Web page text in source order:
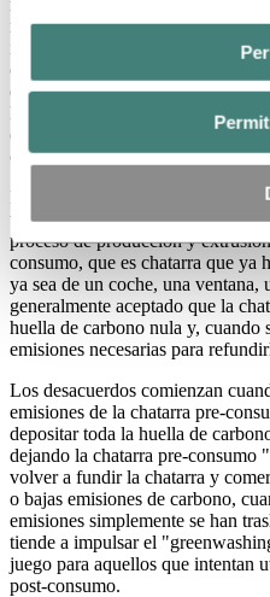
neumáticos, muchas industrias
métodos de presentación de
industria de los metales todavía
calcular las emisiones de la
discrepancia está favoreciendo
los precios de mercado de
ecológicos y contribuyendo a la
consumidores mal informados.
La chatarra de aluminio
tipos: chatarra pre-consumo, que
proceso de producción y
consumo, que es chatarra que
ya sea de un coche, una ventana,
generalmente aceptado que la
huella de carbono nula y, cuando
emisiones necesarias para
Los desacuerdos comienzan
emisiones de la chatarra pre-
depositar toda la huella de
dejando la chatarra pre-consumo
volver a fundir la chatarra y
o bajas emisiones de carbono,
emisiones simplemente se han
tiende a impulsar el
juego para aquellos que intentan
post-consumo.